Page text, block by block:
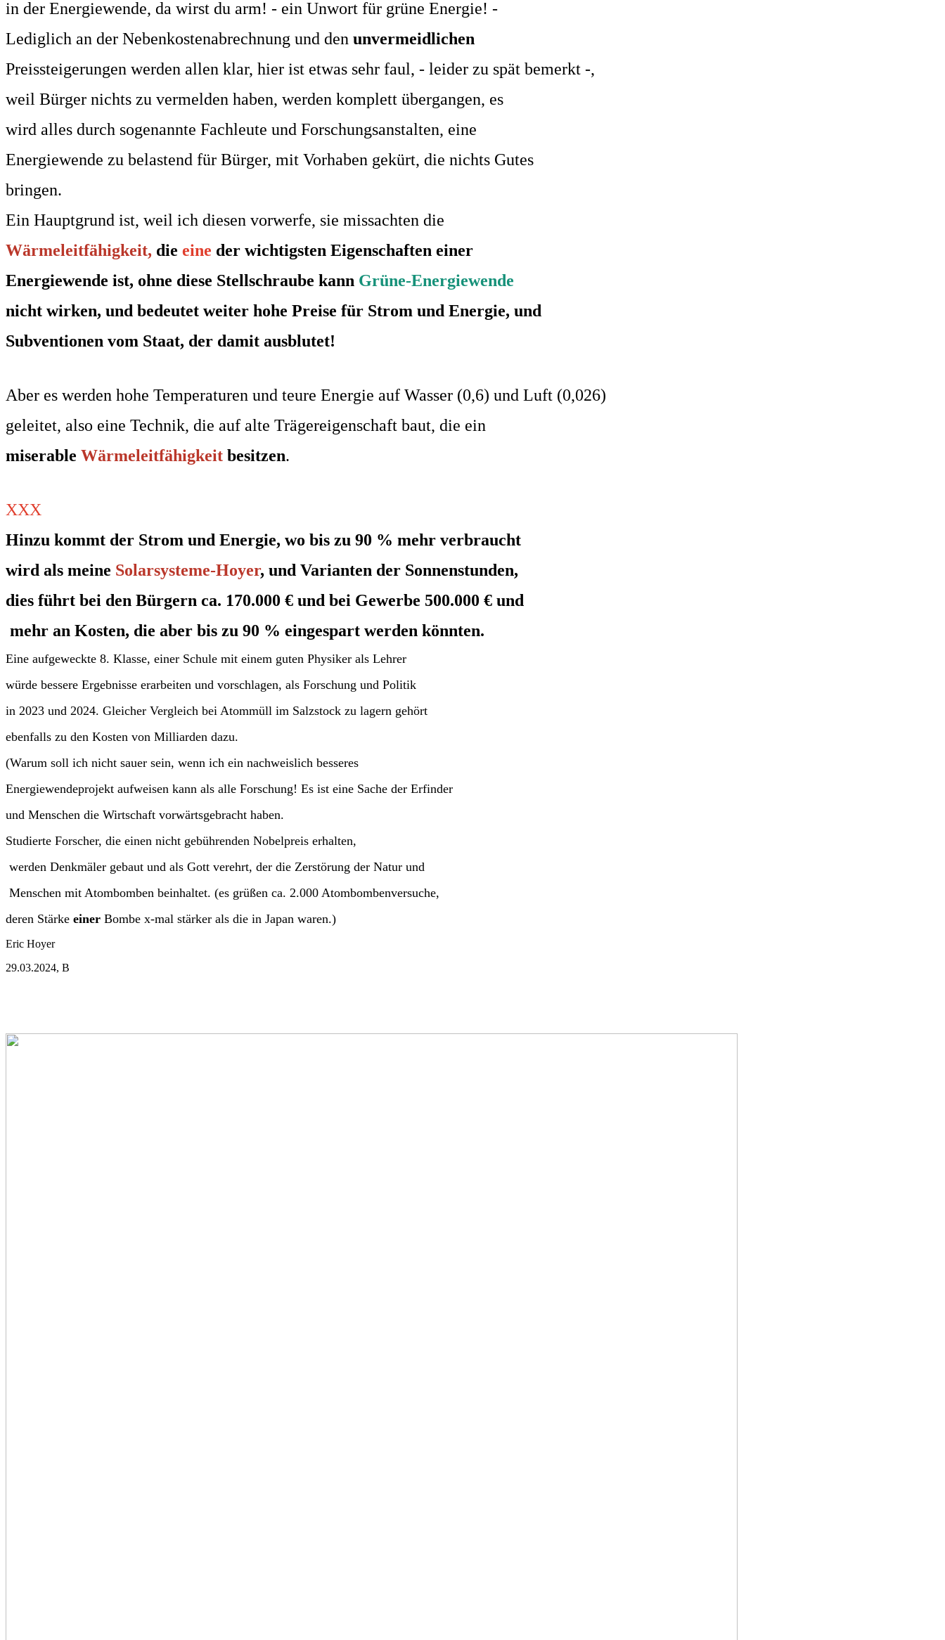
in der Energiewende, da wirst du arm! - ein Unwort für grüne Energie! -
Lediglich an der Nebenkostenabrechnung und den unvermeidlichen
Preissteigerungen werden allen klar, hier ist etwas sehr faul, - leider zu spät bemerkt -,
weil Bürger nichts zu vermelden haben, werden komplett übergangen, es
wird alles durch sogenannte Fachleute und Forschungsanstalten, eine
Energiewende zu belastend für Bürger, mit Vorhaben gekürt, die nichts Gutes
bringen.
Ein Hauptgrund ist, weil ich diesen vorwerfe, sie missachten die
Wärmeleitfähigkeit, die eine der wichtigsten Eigenschaften einer
Energiewende ist, ohne diese Stellschraube kann Grüne-Energiewende
nicht wirken, und bedeutet weiter hohe Preise für Strom und Energie, und
Subventionen vom Staat, der damit ausblutet!
Aber es werden hohe Temperaturen und teure Energie auf Wasser (0,6) und Luft (0,026)
geleitet, also eine Technik, die auf alte Trägereigenschaft baut, die ein
miserable Wärmeleitfähigkeit besitzen.
XXX
Hinzu kommt der Strom und Energie, wo bis zu 90 % mehr verbraucht
wird als meine Solarsysteme-Hoyer, und Varianten der Sonnenstunden,
dies führt bei den Bürgern ca. 170.000 € und bei Gewerbe 500.000 € und
mehr an Kosten, die aber bis zu 90 % eingespart werden könnten.
Eine aufgeweckte 8. Klasse, einer Schule mit einem guten Physiker als Lehrer
würde bessere Ergebnisse erarbeiten und vorschlagen, als Forschung und Politik
in 2023 und 2024. Gleicher Vergleich bei Atommüll im Salzstock zu lagern gehört
ebenfalls zu den Kosten von Milliarden dazu.
(Warum soll ich nicht sauer sein, wenn ich ein nachweislich besseres
Energiewendeprojekt aufweisen kann als alle Forschung! Es ist eine Sache der Erfinder
und Menschen die Wirtschaft vorwärtsgebracht haben.
Studierte Forscher, die einen nicht gebührenden Nobelpreis erhalten,
werden Denkmäler gebaut und als Gott verehrt, der die Zerstörung der Natur und
Menschen mit Atombomben beinhaltet. (es grüßen ca. 2.000 Atombombenversuche,
deren Stärke einer Bombe x-mal stärker als die in Japan waren.)
Eric Hoyer
29.03.2024, B